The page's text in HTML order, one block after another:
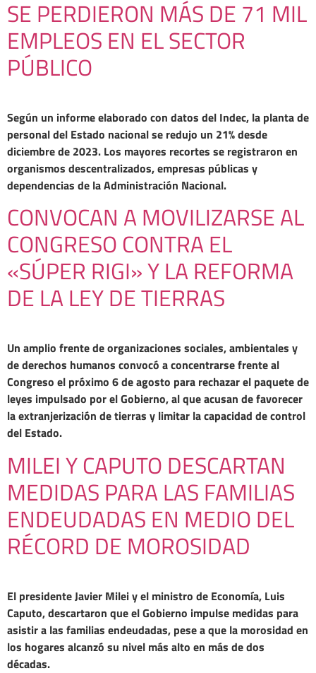
SE PERDIERON MÁS DE 71 MIL
EMPLEOS EN EL SECTOR
PÚBLICO
Según un informe elaborado con datos del Indec, la planta de
personal del Estado nacional se redujo un 21% desde
diciembre de 2023. Los mayores recortes se registraron en
organismos descentralizados, empresas públicas y
dependencias de la Administración Nacional.
CONVOCAN A MOVILIZARSE AL
CONGRESO CONTRA EL
«SÚPER RIGI» Y LA REFORMA
DE LA LEY DE TIERRAS
Un amplio frente de organizaciones sociales, ambientales y
de derechos humanos convocó a concentrarse frente al
Congreso el próximo 6 de agosto para rechazar el paquete de
leyes impulsado por el Gobierno, al que acusan de favorecer
la extranjerización de tierras y limitar la capacidad de control
del Estado.
MILEI Y CAPUTO DESCARTAN
MEDIDAS PARA LAS FAMILIAS
ENDEUDADAS EN MEDIO DEL
RÉCORD DE MOROSIDAD
El presidente Javier Milei y el ministro de Economía, Luis
Caputo, descartaron que el Gobierno impulse medidas para
asistir a las familias endeudadas, pese a que la morosidad en
los hogares alcanzó su nivel más alto en más de dos
décadas.